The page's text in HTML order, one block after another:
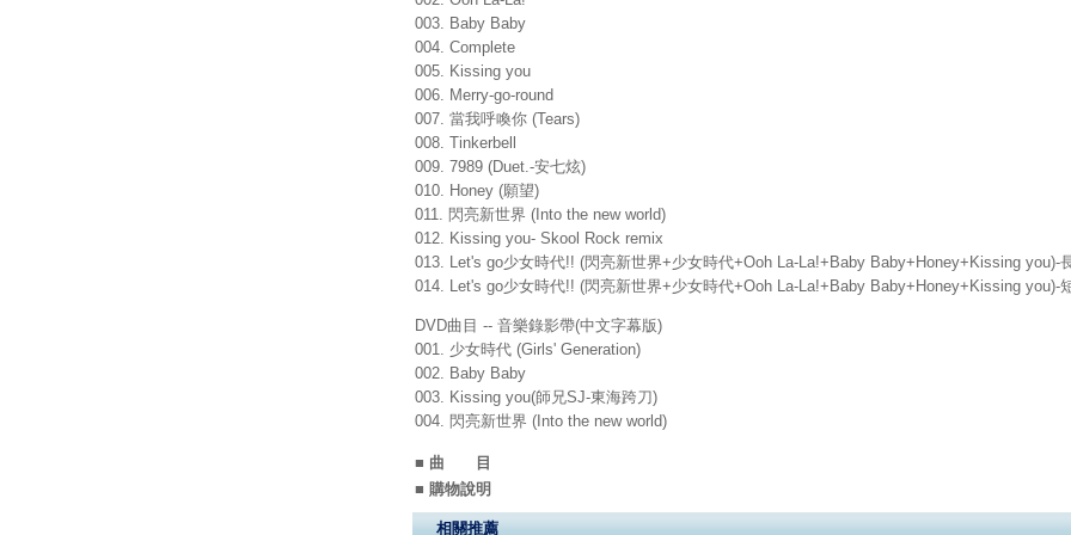
003. Baby Baby
004. Complete
005. Kissing you
006. Merry-go-round
007. 當我呼喚你 (Tears)
008. Tinkerbell
009. 7989 (Duet.-安七炫)
010. Honey (願望)
011. 閃亮新世界 (Into the new world)
012. Kissing you- Skool Rock remix
013. Let's go少女時代!! (閃亮新世界+少女時代+Ooh La-La!+Baby Baby+Honey+Kissing you)-
014. Let's go少女時代!! (閃亮新世界+少女時代+Ooh La-La!+Baby Baby+Honey+Kissing you)-
DVD曲目 -- 音樂錄影帶(中文字幕版)
001. 少女時代 (Girls' Generation)
002. Baby Baby
003. Kissing you(師兄SJ-東海跨刀)
004. 閃亮新世界 (Into the new world)
■ 曲 目
■ 購物說明
相關推薦